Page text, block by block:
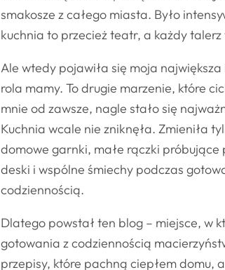
smakosze z całego miasta. Było
kuchnia to przecież teatr, a każdy
Ale wtedy pojawiła się moja
rola mamy. To drugie marzenie, które
mnie od zawsze, nagle stało się
Kuchnia wcale nie zniknęła. Zmieniła
domowe garnki, małe rączki próbujące
deski i wspólne śmiechy podczas
codziennością.
Dlatego powstał ten blog – miejsce, w
gotowania z codziennością
przepisy, które pachną ciepłem domu,